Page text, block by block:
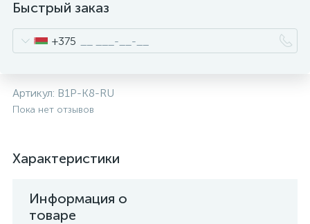
Быстрый заказ
+375
Артикул: B1P-K8-RU
Пока нет отзывов
Характеристики
Информация о
товаре